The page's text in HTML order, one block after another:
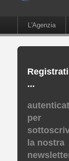
L'Agenzia
...
per
la nostra